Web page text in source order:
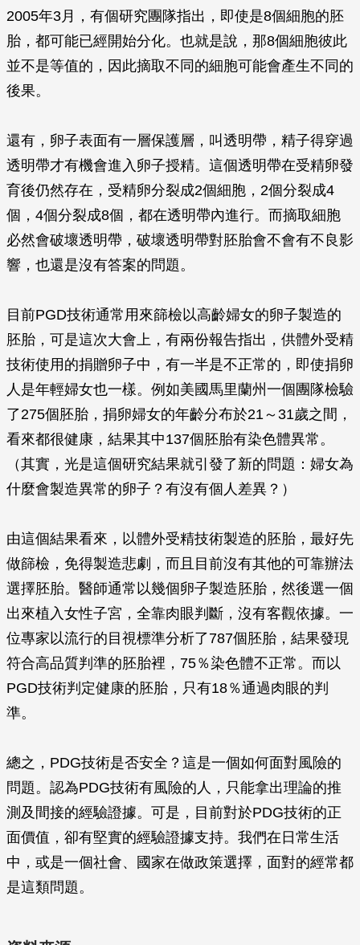
2005年3月，有個研究團隊指出，即使是8個細胞的胚
胎，都可能已經開始分化。也就是說，那8個細胞彼此
並不是等值的，因此摘取不同的細胞可能會產生不同的
後果。
還有，卵子表面有一層保護層，叫透明帶，精子得穿過
透明帶才有機會進入卵子授精。這個透明帶在受精卵發
育後仍然存在，受精卵分裂成2個細胞，2個分裂成4
個，4個分裂成8個，都在透明帶內進行。而摘取細胞
必然會破壞透明帶，破壞透明帶對胚胎會不會有不良影
響，也還是沒有答案的問題。
目前PGD技術通常用來篩檢以高齡婦女的卵子製造的
胚胎，可是這次大會上，有兩份報告指出，供體外受精
技術使用的捐贈卵子中，有一半是不正常的，即使捐卵
人是年輕婦女也一樣。例如美國馬里蘭州一個團隊檢驗
了275個胚胎，捐卵婦女的年齡分布於21～31歲之間，
看來都很健康，結果其中137個胚胎有染色體異常。
（其實，光是這個研究結果就引發了新的問題：婦女為
什麼會製造異常的卵子？有沒有個人差異？）
由這個結果看來，以體外受精技術製造的胚胎，最好先
做篩檢，免得製造悲劇，而且目前沒有其他的可靠辦法
選擇胚胎。醫師通常以幾個卵子製造胚胎，然後選一個
出來植入女性子宮，全靠肉眼判斷，沒有客觀依據。一
位專家以流行的目視標準分析了787個胚胎，結果發現
符合高品質判準的胚胎裡，75％染色體不正常。而以
PGD技術判定健康的胚胎，只有18％通過肉眼的判
準。
總之，PDG技術是否安全？這是一個如何面對風險的
問題。認為PDG技術有風險的人，只能拿出理論的推
測及間接的經驗證據。可是，目前對於PDG技術的正
面價值，卻有堅實的經驗證據支持。我們在日常生活
中，或是一個社會、國家在做政策選擇，面對的經常都
是這類問題。